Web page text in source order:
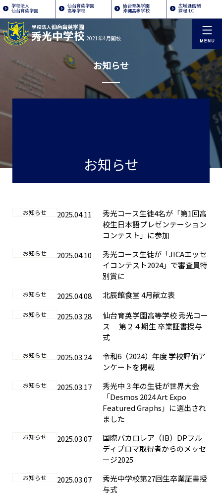
学校法人
仙台育英学園
仙台育英学園
高等学校
仙台育英学園
沖縄高等学校
広域通信制
課程ILC
2021年4月開校
お知らせ
お知らせ
お知らせ 2025.04.11
秀光コース生徒4名が「第1回高
校生日本語プレゼンテーション
コンテスト」に参加
お知らせ 2025.04.10
秀光コース生徒が「JICAエッセ
イコンテスト2024」で審査員特
別賞に
お知らせ 2025.04.08 北辰館食堂 4月献立表
お知らせ 2025.03.28
仙台育英学園高等学校 秀光コー
ス 第２４期生 卒業証書授与
式
お知らせ 2025.03.24
令和6（2024）年度 学校評価ア
ンケートを掲載
お知らせ 2025.03.17
秀光中３年の生徒が世界大会
「Desmos 2024 Art Expo
Featured Graphs」に選出され
ました
お知らせ 2025.03.07
国際バカロレア（IB）DPフル
ディプロマ取得者からのメッセ
ージ2025
お知らせ 2025.03.07
秀光中学校第27回生卒業証書授
与式